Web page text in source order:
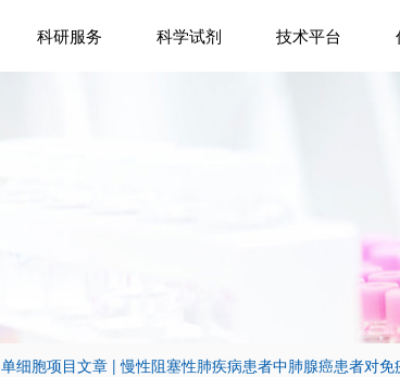
科研服务 科学试剂 技术平台
单细胞项目文章 | 慢性阻塞性肺疾病患者中肺腺癌患者对